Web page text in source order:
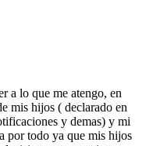
a lo que me atengo, en
mis hijos ( declarado en
y demas) y mi
por todo ya que mis hijos